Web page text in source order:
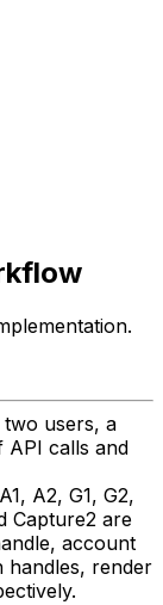
two users, a
API calls and
A2, G1, G2,
Capture2 are
account
handles, render